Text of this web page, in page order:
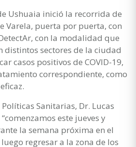
Ushuaia inició la recorrida de
Varela, puerta por puerta, con
con la modalidad que
distintos sectores de la ciudad
casos positivos de COVID-19,
correspondiente, como
Sanitarias, Dr. Lucas
este jueves y
la semana próxima en el
regresar a la zona de los